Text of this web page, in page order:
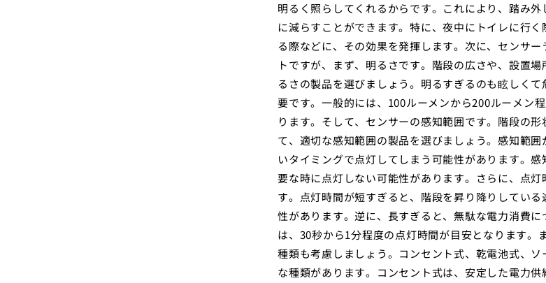
明るく照らしてくれるからです。これにより、踏み
に減らすことができます。特に、夜中にトイレに行く
る際などに、その効果を発揮します。次に、センサ
トですが、まず、明るさです。階段の広さや、設置
るさの製品を選びましょう。明るすぎるのも眩しく
要です。一般的には、100ルーメンから200ルーメン
ります。そして、センサーの感知範囲です。階段の
て、適切な感知範囲の製品を選びましょう。感知範
いタイミングで点灯してしまう可能性があります。
要な時に点灯しない可能性があります。さらに、点
す。点灯時間が短すぎると、階段を昇り降りしてい
性があります。逆に、長すぎると、無駄な電力消費
は、30秒から1分程度の点灯時間が目安となります。
種類も考慮しましょう。コンセント式、乾電池式、ソ
な種類があります。コンセント式は、安定した電力